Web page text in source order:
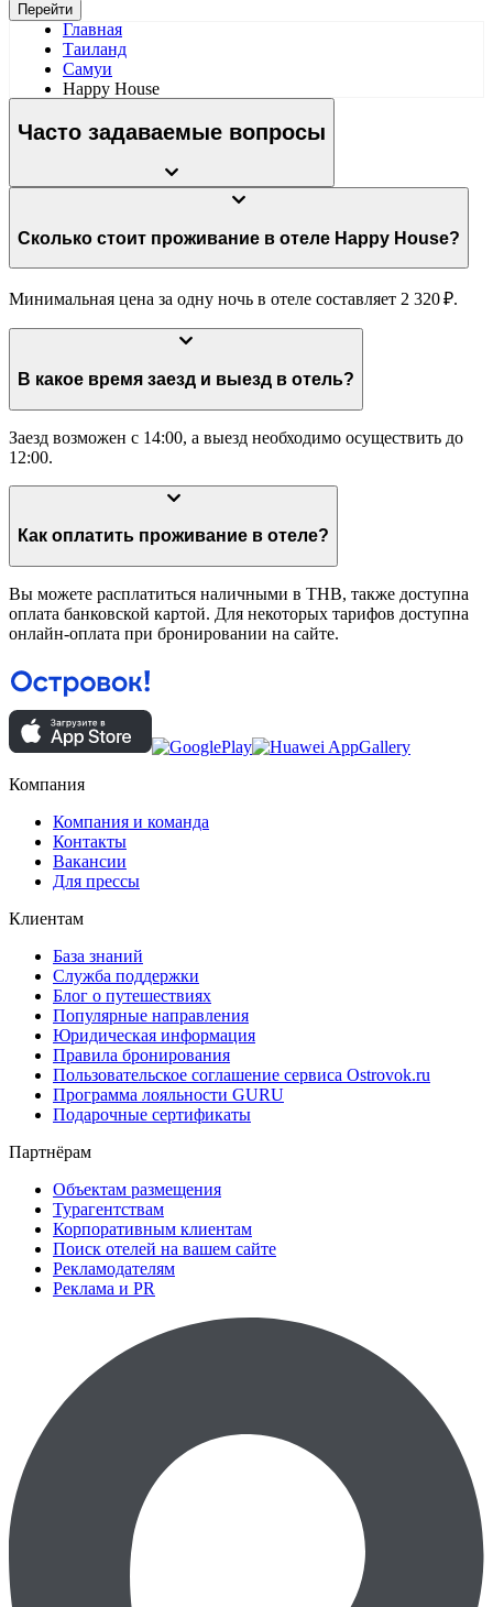
Перейти
Главная
Таиланд
Самуи
Happy House
Часто задаваемые вопросы
Сколько стоит проживание в отеле Happy House?
Минимальная цена за одну ночь в отеле составляет 2 320 ₽.
В какое время заезд и выезд в отель?
Заезд возможен с 14:00, а выезд необходимо осуществить до
12:00.
Как оплатить проживание в отеле?
Вы можете расплатиться наличными в THB, также доступна
оплата банковской картой. Для некоторых тарифов доступна
онлайн-оплата при бронировании на сайте.
Компания
Компания и команда
Контакты
Вакансии
Для прессы
Клиентам
База знаний
Служба поддержки
Блог о путешествиях
Популярные направления
Юридическая информация
Правила бронирования
Пользовательское соглашение сервиса Ostrovok.ru
Программа лояльности GURU
Подарочные сертификаты
Партнёрам
Объектам размещения
Турагентствам
Корпоративным клиентам
Поиск отелей на вашем сайте
Рекламодателям
Реклама и PR